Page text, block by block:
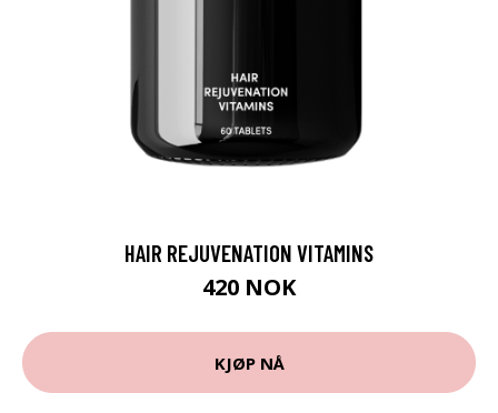
HAIR REJUVENATION VITAMINS
420 NOK
KJØP NÅ